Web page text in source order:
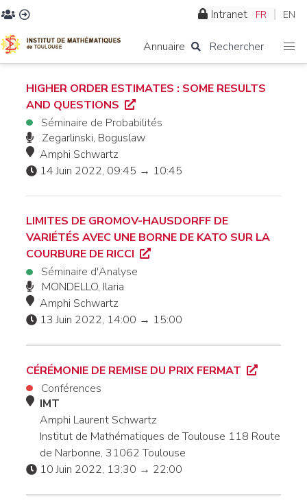
Intranet FR EN
Annuaire Rechercher
HIGHER ORDER ESTIMATES : SOME RESULTS
AND QUESTIONS
Séminaire de Probabilités
Zegarlinski, Boguslaw
Amphi Schwartz
14 Juin 2022, 09:45 → 10:45
LIMITES DE GROMOV-HAUSDORFF DE
VARIÉTÉS AVEC UNE BORNE DE KATO SUR LA
COURBURE DE RICCI
Séminaire d'Analyse
MONDELLO, Ilaria
Amphi Schwartz
13 Juin 2022, 14:00 → 15:00
CÉRÉMONIE DE REMISE DU PRIX FERMAT
Conférences
IMT
Amphi Laurent Schwartz
Institut de Mathématiques de Toulouse 118 Route
de Narbonne, 31062 Toulouse
10 Juin 2022, 13:30 → 22:00